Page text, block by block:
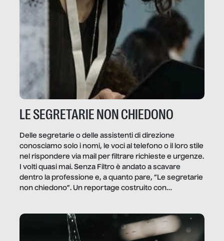
LE SEGRETARIE NON CHIEDONO
Delle segretarie o delle assistenti di direzione
conosciamo solo i nomi, le voci al telefono o il loro stile
nel rispondere via mail per filtrare richieste e urgenze.
I volti quasi mai. Senza Filtro è andato a scavare
dentro la professione e, a quanto pare, “Le segretarie
non chiedono”. Un reportage costruito con